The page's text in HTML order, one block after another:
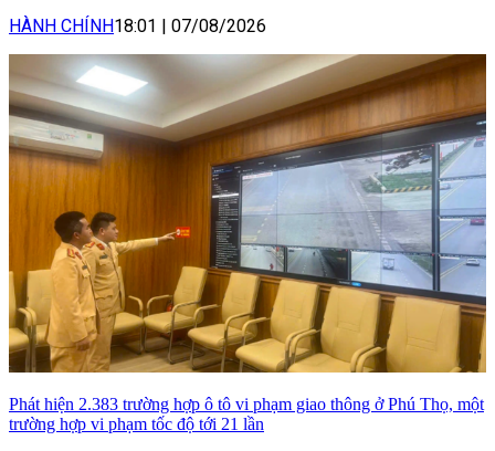
HÀNH CHÍNH18:01 07/08/2026
Phát hiện 2.383 trường hợp ô tô vi phạm giao thông ở Phú Thọ, một
trường hợp vi phạm tốc độ tới 21 lần